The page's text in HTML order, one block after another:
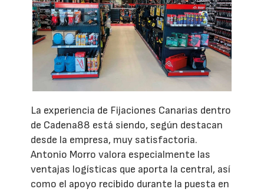
La experiencia de Fijaciones Canarias dentro
de Cadena88 está siendo, según destacan
desde la empresa, muy satisfactoria.
Antonio Morro valora especialmente las
ventajas logísticas que aporta la central, así
como el apoyo recibido durante la puesta en